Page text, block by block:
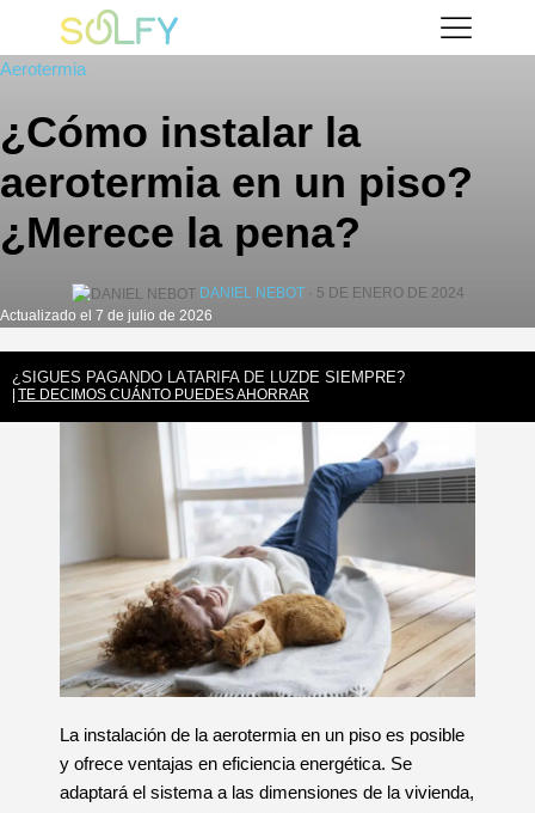
contenido
Solfy
Aerotermia
¿Cómo instalar la
aerotermia en un piso?
¿Merece la pena?
DANIEL NEBOT· 5 DE ENERO DE 2024
Actualizado el 7 de julio de 2026
¿SIGUES PAGANDO LATARIFA DE LUZDE SIEMPRE?
TE DECIMOS CUÁNTO PUEDES AHORRAR
La instalación de la aerotermia en un piso es posible
y ofrece ventajas en eficiencia energética. Se
adaptará el sistema a las dimensiones de la vivienda,